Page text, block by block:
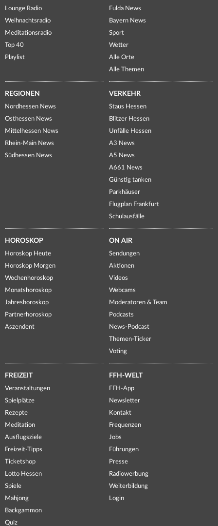
Lounge Radio
Weihnachtsradio
Meditationsradio
Top 40
Playlist
Fulda News
Bayern News
Sport
Wetter
Alle Orte
Alle Themen
REGIONEN
Nordhessen News
Osthessen News
Mittelhessen News
Rhein-Main News
Südhessen News
VERKEHR
Staus Hessen
Blitzer Hessen
Unfälle Hessen
A3 News
A5 News
A661 News
Günstig tanken
Parkhäuser
Flugplan Frankfurt
Schulausfälle
HOROSKOP
Horoskop Heute
Horoskop Morgen
Wochenhoroskop
Monatshoroskop
Jahreshoroskop
Partnerhoroskop
Aszendent
ON AIR
Sendungen
Aktionen
Videos
Webcams
Moderatoren & Team
Podcasts
News-Podcast
Themen-Ticker
Voting
FREIZEIT
Veranstaltungen
Spielplätze
Rezepte
Meditation
Ausflugsziele
Freizeit-Tipps
Ticketshop
Lotto Hessen
Spiele
Mahjong
Backgammon
Quiz
FFH-WELT
FFH-App
Newsletter
Kontakt
Frequenzen
Jobs
Führungen
Presse
Radiowerbung
Weiterbildung
Login